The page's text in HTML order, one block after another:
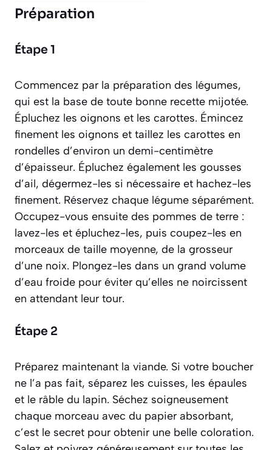
Préparation
Étape 1
Commencez par la préparation des légumes,
qui est la base de toute bonne recette mijotée.
Épluchez les oignons et les carottes. Émincez
finement les oignons et taillez les carottes en
rondelles d’environ un demi-centimètre
d’épaisseur. Épluchez également les gousses
d’ail, dégermez-les si nécessaire et hachez-les
finement. Réservez chaque légume séparément.
Occupez-vous ensuite des pommes de terre :
lavez-les et épluchez-les, puis coupez-les en
morceaux de taille moyenne, de la grosseur
d’une noix. Plongez-les dans un grand volume
d’eau froide pour éviter qu’elles ne noircissent
en attendant leur tour.
Étape 2
Préparez maintenant la viande. Si votre boucher
ne l’a pas fait, séparez les cuisses, les épaules
et le râble du lapin. Séchez soigneusement
chaque morceau avec du papier absorbant,
c’est le secret pour obtenir une belle coloration.